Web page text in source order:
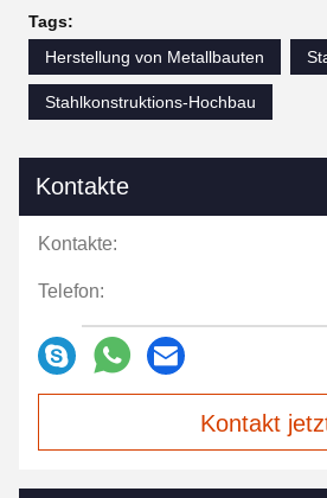
Tags:
Herstellung von Metallbauten
Stahlkonstruktions-Hochbau
Kontakte
Kontakte:
Telefon:
Kontakt